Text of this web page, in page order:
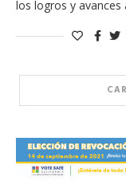
los logros y